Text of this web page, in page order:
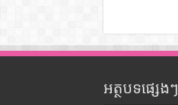
អត្ថបទផ្សេងៗ